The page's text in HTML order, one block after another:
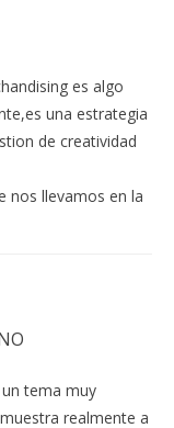
es algo
una estrategia
de creatividad
nos llevamos en la
tema muy
realmente a